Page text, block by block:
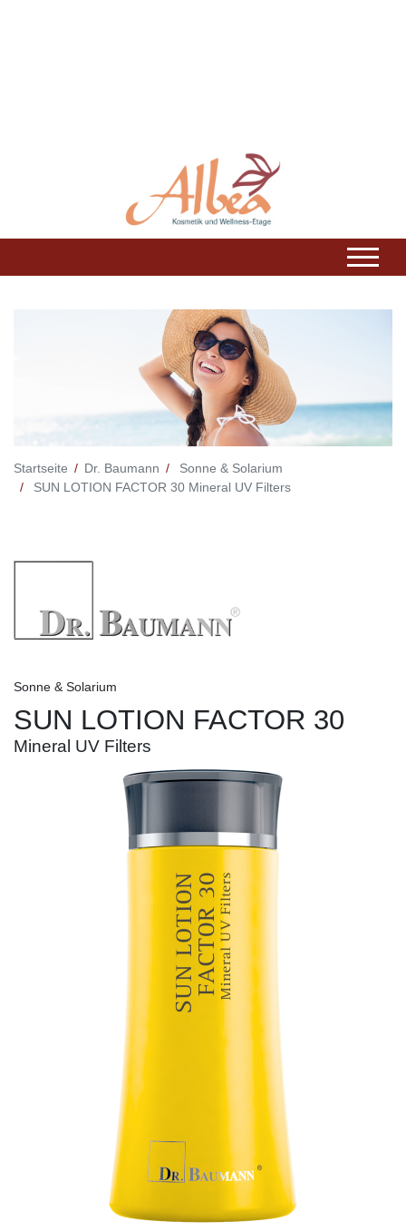
Startseite Dr. Baumann
Sonne & Solarium
SUN LOTION FACTOR 30 Mineral UV Filters
Sonne & Solarium
SUN LOTION FACTOR 30
Mineral UV Filters